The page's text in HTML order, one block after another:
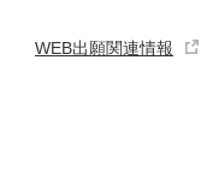
WEB出願関連情報